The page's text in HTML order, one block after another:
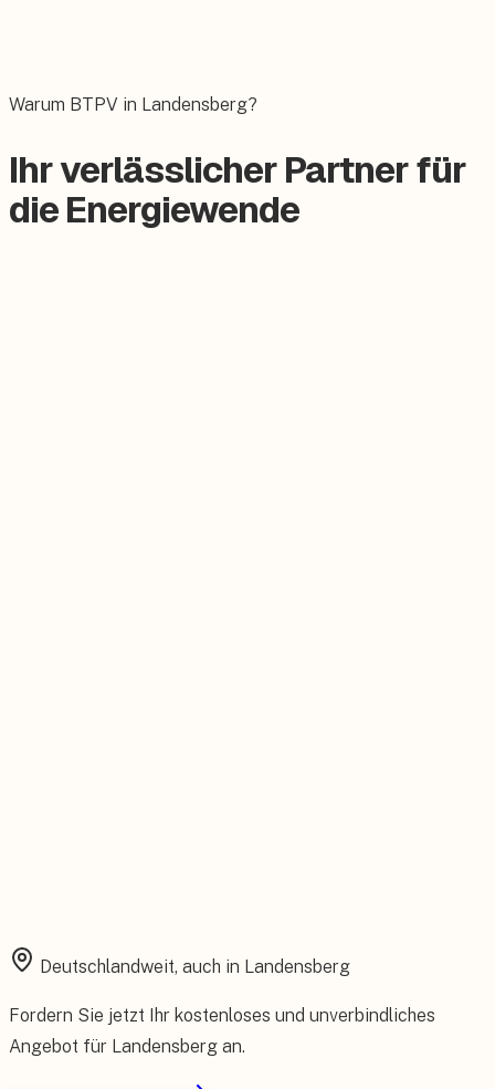
Warum BTPV in Landensberg?
Ihr verlässlicher Partner für
die Energiewende
Deutschlandweit, auch in Landensberg
Fordern Sie jetzt Ihr kostenloses und unverbindliches
Angebot für Landensberg an.